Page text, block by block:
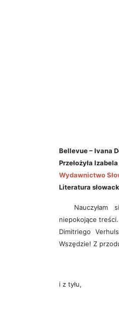
Bellevue – Ivana
Przełożyła
Wydawnictwo
Literatura
niepokojące
Dimitriego
Wszędzie! Z
i z tyłu,